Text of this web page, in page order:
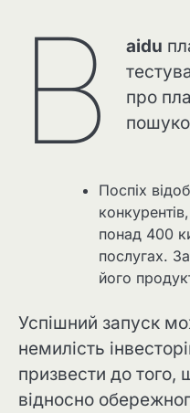
B aidu
про
Поспіх
понад 400
послугах.
його
Успішний запуск
немилість
призвести до того,
відносно